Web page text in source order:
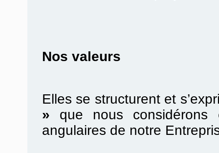
Nos valeurs
Elles se structurent et
» que nous considérons
angulaires de notre